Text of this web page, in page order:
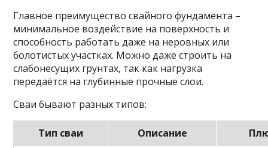
Главное преимущество свайного фундамента –
минимальное воздействие на поверхность и
способность работать даже на неровных или
болотистых участках. Можно даже строить на
слабонесущих грунтах, так как нагрузка
передаётся на глубинные прочные слои.
Сваи бывают разных типов:
Тип сваи Описание